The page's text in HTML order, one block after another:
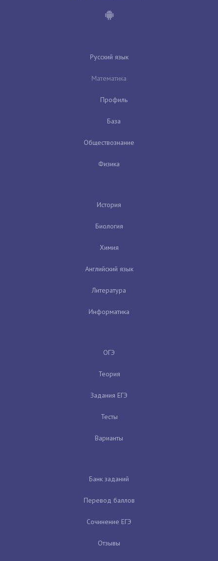
Русский язык
Математика
Профиль
База
Обществознание
Физика
История
Биология
Химия
Английский язык
Литература
Информатика
ОГЭ
Теория
Задания ЕГЭ
Тесты
Варианты
Банк заданий
Перевод баллов
Сочинение ЕГЭ
Отзывы